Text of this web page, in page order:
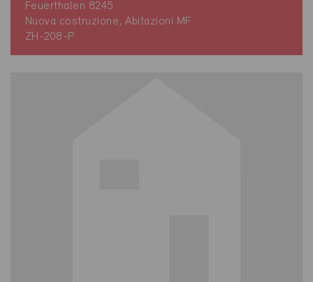
Feuerthalen 8245
Nuova costruzione, Abitazioni MF
ZH-208-P